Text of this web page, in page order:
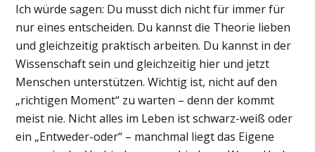
Ich würde sagen: Du musst dich nicht für immer für
nur eines entscheiden. Du kannst die Theorie lieben
und gleichzeitig praktisch arbeiten. Du kannst in der
Wissenschaft sein und gleichzeitig hier und jetzt
Menschen unterstützen. Wichtig ist, nicht auf den
„richtigen Moment“ zu warten – denn der kommt
meist nie. Nicht alles im Leben ist schwarz-weiß oder
ein „Entweder-oder“ – manchmal liegt das Eigene